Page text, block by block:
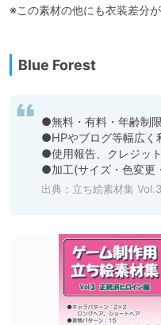
※この素材の他にも衣装差分
Blue Forest
●無料・有料・年齢制
●HPやブログ等幅広く
●使用報告、クレジッ
●加工(サイズ・色変更
出典： 立ち絵素材集 Vol.3正